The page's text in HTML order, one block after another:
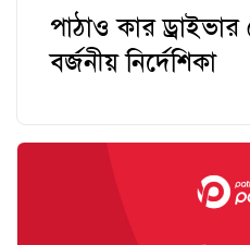
পাঠাও কার
বর্জনীয় নির্দেশিকা